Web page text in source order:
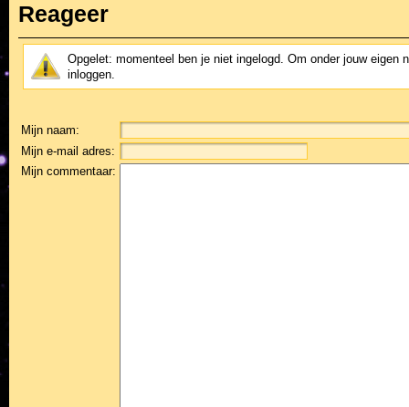
Reageer
Opgelet: momenteel ben je niet ingelogd. Om onder jouw eigen
inloggen.
Mijn naam:
Mijn e-mail adres:
Mijn commentaar: